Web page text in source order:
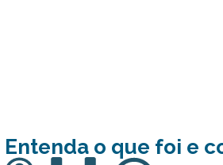
Entenda o que foi e